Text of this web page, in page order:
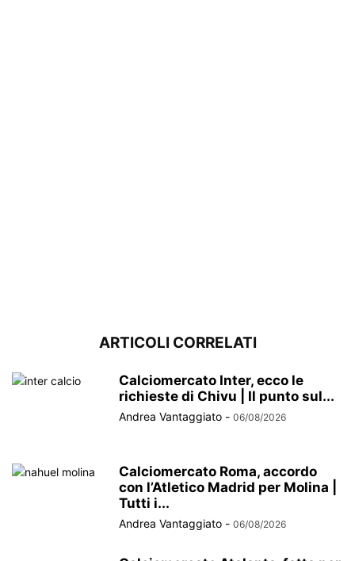
ARTICOLI CORRELATI
Calciomercato Inter, ecco le
richieste di Chivu | Il punto sul...
Andrea Vantaggiato - 06/08/2026
Calciomercato Roma, accordo
con l’Atletico Madrid per Molina |
Tutti i...
Andrea Vantaggiato - 06/08/2026